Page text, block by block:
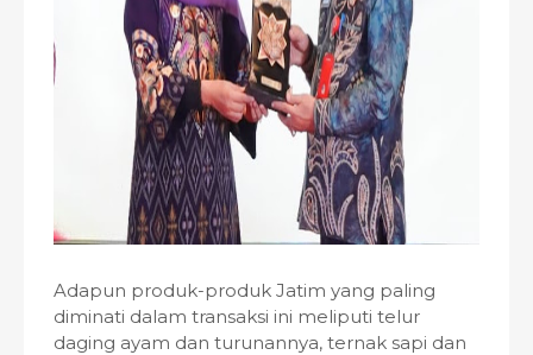
Adapun produk-produk Jatim yang paling
diminati dalam transaksi ini meliputi telur
daging ayam dan turunannya, ternak sapi dan